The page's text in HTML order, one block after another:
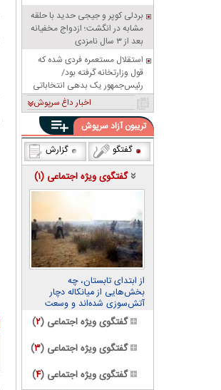
بردلی کوپر و جیجی حدید با حلقه‌
مشابه در انگشت؛ ازدواج مخفیانه
بعد از ۳ سال نامزدی
استقلال مستعمره فردی شده که
قول وزارتخانه گرفته بود/
رئیس‌جمهور یک بدهی انتخاباتی
داشت، باشگاه را به او داد!
اخبار داغ سرپوش
تریبون آزاد سرپوش
گفتگو
گزارش
گفتگوی ویژه اجتماعی (۱)
از ابتدای تابستان، چه
بخش‌هایی از میانکاله دچار
آتش‌سوزی شده‌اند و وسعت
خسارت چقدر بوده است؟
گفتگوی ویژه اجتماعی (۲)
گفتگوی ویژه اجتماعی (۳)
گفتگوی ویژه اجتماعی (۴)